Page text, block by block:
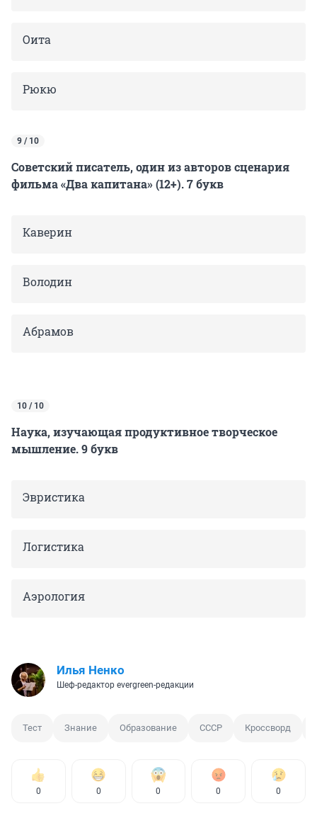
Оита
Рюкю
9 / 10
Советский писатель, один из авторов сценария
фильма «Два капитана» (12+). 7 букв
Каверин
Володин
Абрамов
10 / 10
Наука, изучающая продуктивное творческое
мышление. 9 букв
Эвристика
Логистика
Аэрология
Илья Ненко
Шеф-редактор evergreen-редакции
Тест Знание Образование СССР Кроссворд
0 0 0 0 0